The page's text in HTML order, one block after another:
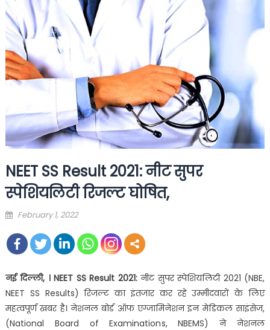
NEET SS Result 2021: नीट सुपर
स्पेशियलिटी रिजल्ट घोषित,
Posted
February 1, 2022
नई दिल्ली, । NEET SS Result 2021:नीट सुपर स्पेशियलिटी 2021 (NBE,
NEET SS Results) रिजल्ट का इंतजार कर रहे उम्मीदवारों के लिए
महत्वपूर्ण खबर है। नेशनल बोर्ड ऑफ एग्जामिनेशन इन मेडिकल साइंसेज,
(National Board of Examinations, NBEMS) ने नेशनल